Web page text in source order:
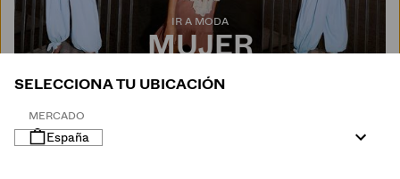
IR A MODA
MUJER
SELECCIONA TU UBICACIÓN
MERCADO
España